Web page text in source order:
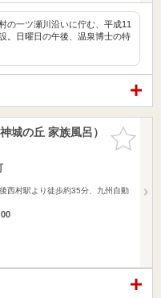
の一ツ瀬川沿いに佇む、平成11
。日曜日の午後、温泉博士の特
お気に入
りに追加
城の丘 家族風呂）
西村駅より徒歩約35分、九州自動